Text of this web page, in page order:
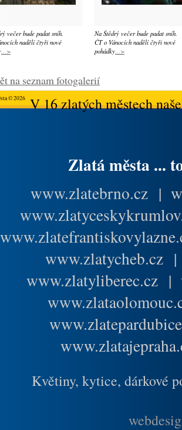
večer bude padat sníh.
nadělí čtyři nové
...>
Na Štědrý večer bude padat sníh.
ČT o Vánocích nadělí čtyři nové
pohádky...>
na seznam fotogalerií
© 2026V 16 zlatých městech
Zlatá města ...
www.zlatebrno.cz |
www.zlatycheb.cz
www.zlatyliberec.cz |
Květiny, kytice, dárkové